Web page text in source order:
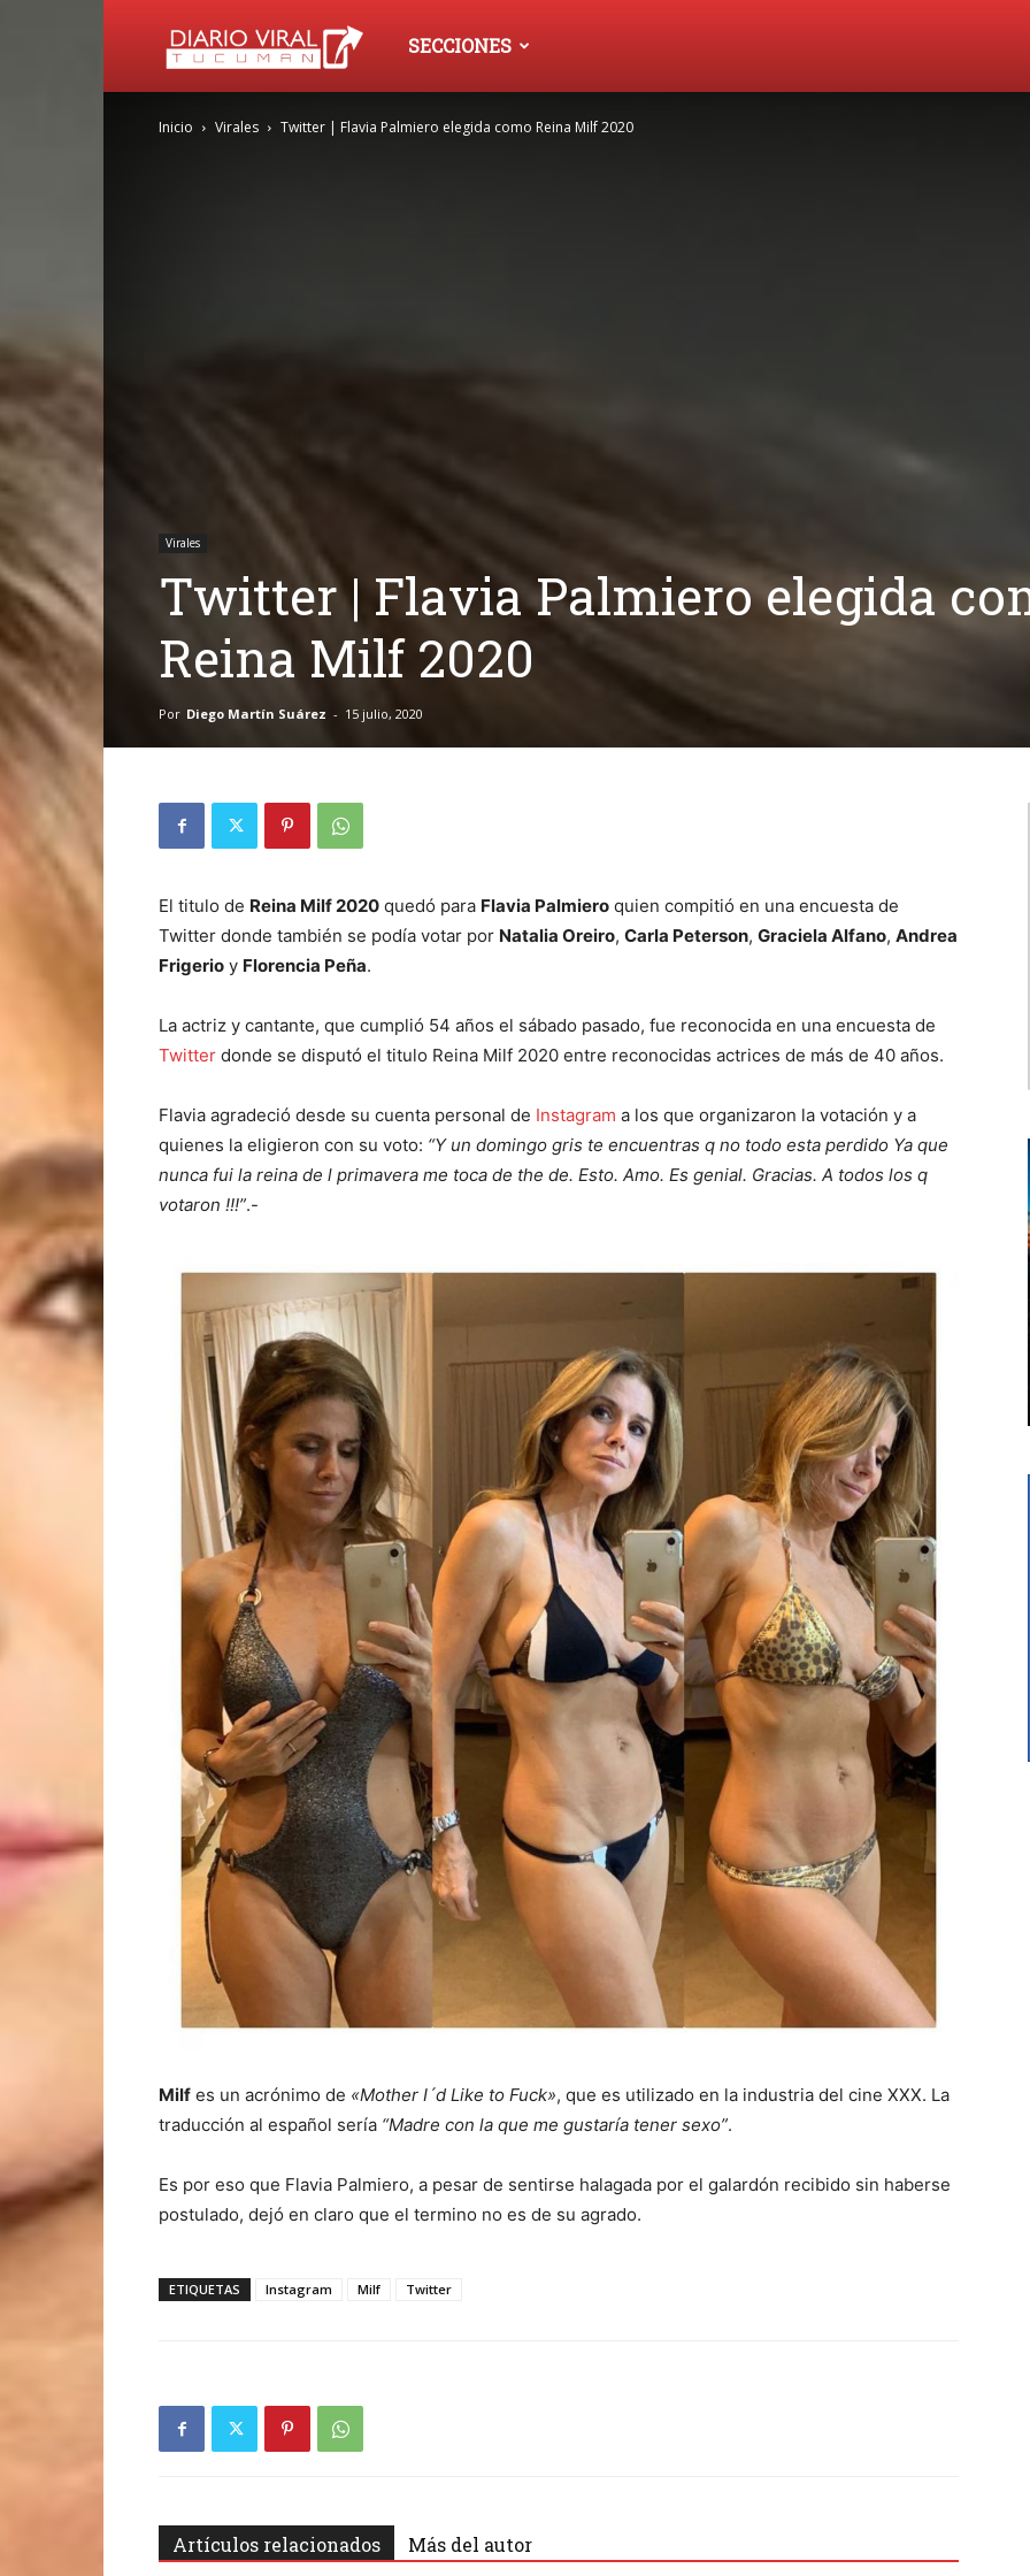
Diario
Viral
SECCIONES
Inicio Virales Twitter | Flavia Palmiero elegida como Reina Milf 2020
Virales
Twitter | Flavia Palmiero elegida
Reina Milf 2020
Por Diego Martín Suárez - 15 julio, 2020
El titulo de Reina Milf 2020 quedó para Flavia Palmiero quien compitió en una encuesta de
Twitter donde también se podía votar por Natalia Oreiro, Carla Peterson, Graciela Alfano, Andrea
Frigerio y Florencia Peña.
La actriz y cantante, que cumplió 54 años el sábado pasado, fue reconocida en una encuesta de
Twitter donde se disputó el titulo Reina Milf 2020 entre reconocidas actrices de más de 40 años.
Flavia agradeció desde su cuenta personal de Instagram a los que organizaron la votación y a
quienes la eligieron con su voto: “Y un domingo gris te encuentras q no todo esta perdido Ya que
nunca fui la reina de l primavera me toca de the de. Esto. Amo. Es genial. Gracias. A todos los q
votaron !!!”.-
Milf es un acrónimo de «Mother I´d Like to Fuck», que es utilizado en la industria del cine XXX. La
traducción al español sería “Madre con la que me gustaría tener sexo”.
Es por eso que Flavia Palmiero, a pesar de sentirse halagada por el galardón recibido sin haberse
postulado, dejó en claro que el termino no es de su agrado.
ETIQUETAS Instagram Milf Twitter
Artículos relacionados Más del autor